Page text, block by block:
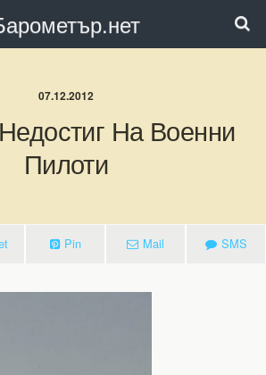
07.12.2012
На Военни
Пилоти
Pin Mail SMS